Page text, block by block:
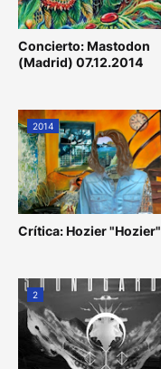
Concierto: Mastodon
(Madrid) 07.12.2014
2014
Crítica: Hozier "Hozier"
2